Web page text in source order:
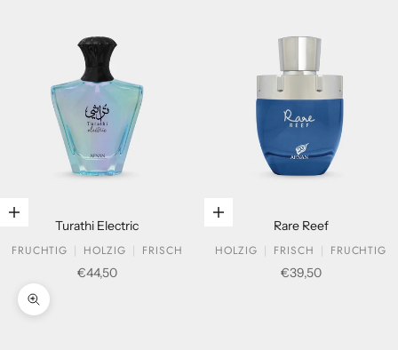
In den Warenkorb legen
Turathi Electric
FRUCHTIG
HOLZIG
FRISCH
Verkaufspreis
€44,50
In den Warenkorb legen
Rare Reef
HOLZIG
FRISCH
FRUCHTIG
Verkaufspreis
€39,50
Bild vergrößern